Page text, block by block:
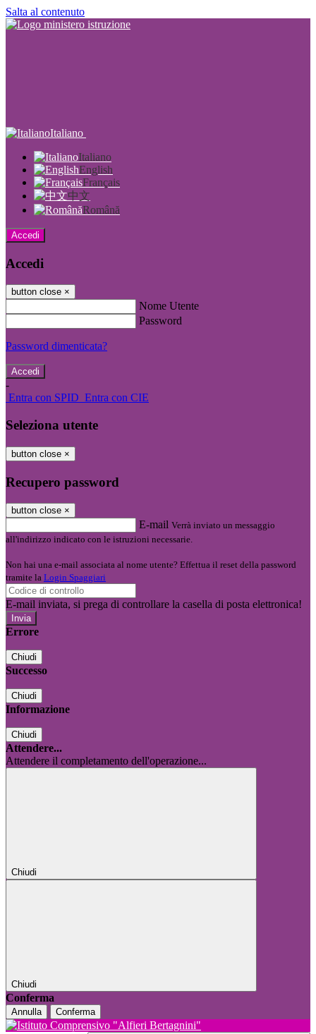
Salta al contenuto
Italiano
Italiano
English
Français
中文
Română
Accedi
Accedi
button close ×
Nome Utente
Password
Password dimenticata?
-
Entra con SPID Entra con CIE
Seleziona utente
button close ×
Recupero password
button close ×
E-mail Verrà inviato un messaggio
all'indirizzo indicato con le istruzioni necessarie.
Non hai una e-mail associata al nome utente? Effettua il reset della password
tramite la Login Spaggiari
E-mail inviata, si prega di controllare la casella di posta elettronica!
Errore
Chiudi
Successo
Chiudi
Informazione
Chiudi
Attendere...
Attendere il completamento dell'operazione...
Chiudi
Chiudi
Conferma
Annulla Conferma